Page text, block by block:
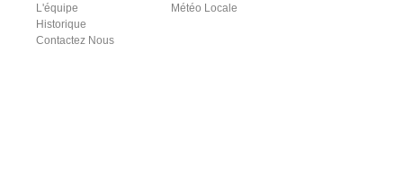
L'équipe
Historique
Contactez Nous
Météo Locale